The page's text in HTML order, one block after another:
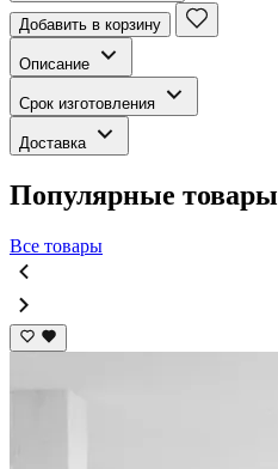
Добавить в корзину
Описание
Срок изготовления
Доставка
Популярные товары
Все товары